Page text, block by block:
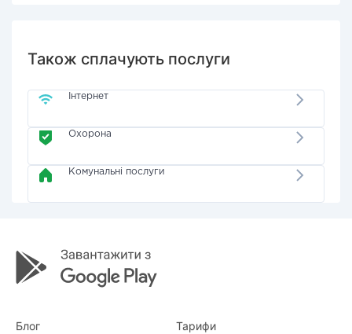
Також сплачують послуги
Інтернет
Охорона
Комунальні послуги
Блог Тарифи